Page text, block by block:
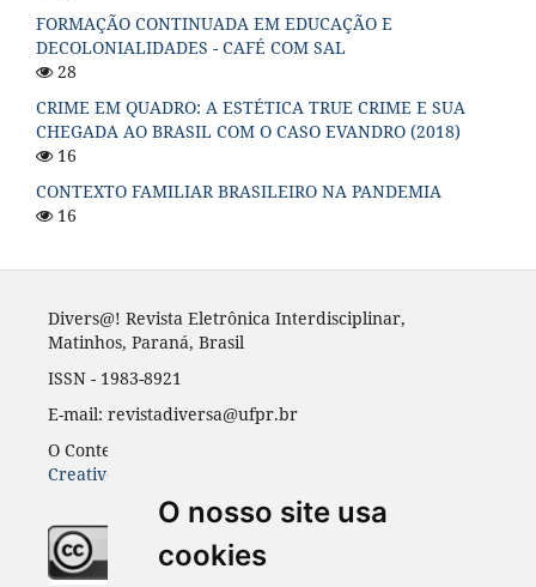
O nosso site usa
cookies
FORMAÇÃO CONTINUADA EM EDUCAÇÃO E
DECOLONIALIDADES - CAFÉ COM SAL
28
CRIME EM QUADRO: A ESTÉTICA TRUE CRIME E SUA
CHEGADA AO BRASIL COM O CASO EVANDRO (2018)
16
CONTEXTO FAMILIAR BRASILEIRO NA PANDEMIA
16
Divers@! Revista Eletrônica Interdisciplinar,
Matinhos, Paraná, Brasil
ISSN - 1983-8921
E-mail: revistadiversa@ufpr.br
O Conteúdo desta revista está publicado sob a licença
Creative Common Atribuição 4.0